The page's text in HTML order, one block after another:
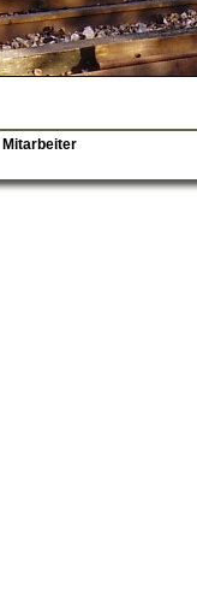
Mitarbeiter